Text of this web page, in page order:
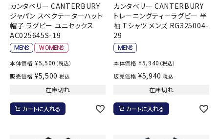
カンタベリー CANTERBURY
ジャパン スペクテーターハット
帽子 ラグビー ユニセックス
AC025645S-19
本体価格 ¥5,500 （税込）
販売価格 ¥5,500 税込
在庫切れ
カートに入れる
カンタベリー CANTERBURY
トレーニングティーラグビー 半
袖 Tシャツ メンズ RG325004-
29
本体価格 ¥5,940 （税込）
販売価格 ¥5,940 税込
在庫切れ
カートに入れる